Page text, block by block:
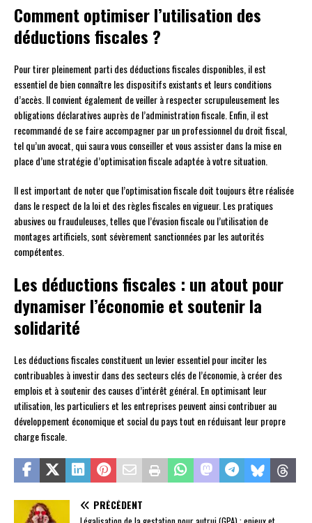
Comment optimiser l’utilisation des
déductions fiscales ?
Pour tirer pleinement parti des déductions fiscales disponibles, il est
essentiel de bien connaître les dispositifs existants et leurs conditions
d’accès. Il convient également de veiller à respecter scrupuleusement les
obligations déclaratives auprès de l’administration fiscale. Enfin, il est
recommandé de se faire accompagner par un professionnel du droit fiscal,
tel qu’un avocat, qui saura vous conseiller et vous assister dans la mise en
place d’une stratégie d’optimisation fiscale adaptée à votre situation.
Il est important de noter que l’optimisation fiscale doit toujours être réalisée
dans le respect de la loi et des règles fiscales en vigueur. Les pratiques
abusives ou frauduleuses, telles que l’évasion fiscale ou l’utilisation de
montages artificiels, sont sévèrement sanctionnées par les autorités
compétentes.
Les déductions fiscales : un atout pour
dynamiser l’économie et soutenir la
solidarité
Les déductions fiscales constituent un levier essentiel pour inciter les
contribuables à investir dans des secteurs clés de l’économie, à créer des
emplois et à soutenir des causes d’intérêt général. En optimisant leur
utilisation, les particuliers et les entreprises peuvent ainsi contribuer au
développement économique et social du pays tout en réduisant leur propre
charge fiscale.
PRÉCÉDENT